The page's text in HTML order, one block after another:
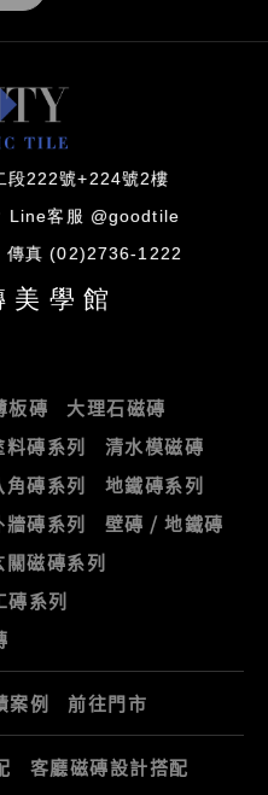
段222號+224號2樓
Line客服 @goodtile
傳真 (02)2736-1222
美學館
板磚
大理石磁磚
料磚系列
清水模磁磚
角磚系列
地鐵磚系列
牆磚系列
壁磚 / 地鐵磚
關磁磚系列
磚系列
案例 前往門市
客廳磁磚設計搭配